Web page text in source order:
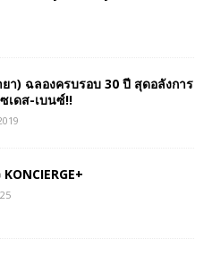
า) ฉลองครบรอบ 30 ปี สุดอลังการ
เดส-เบนซ์!!